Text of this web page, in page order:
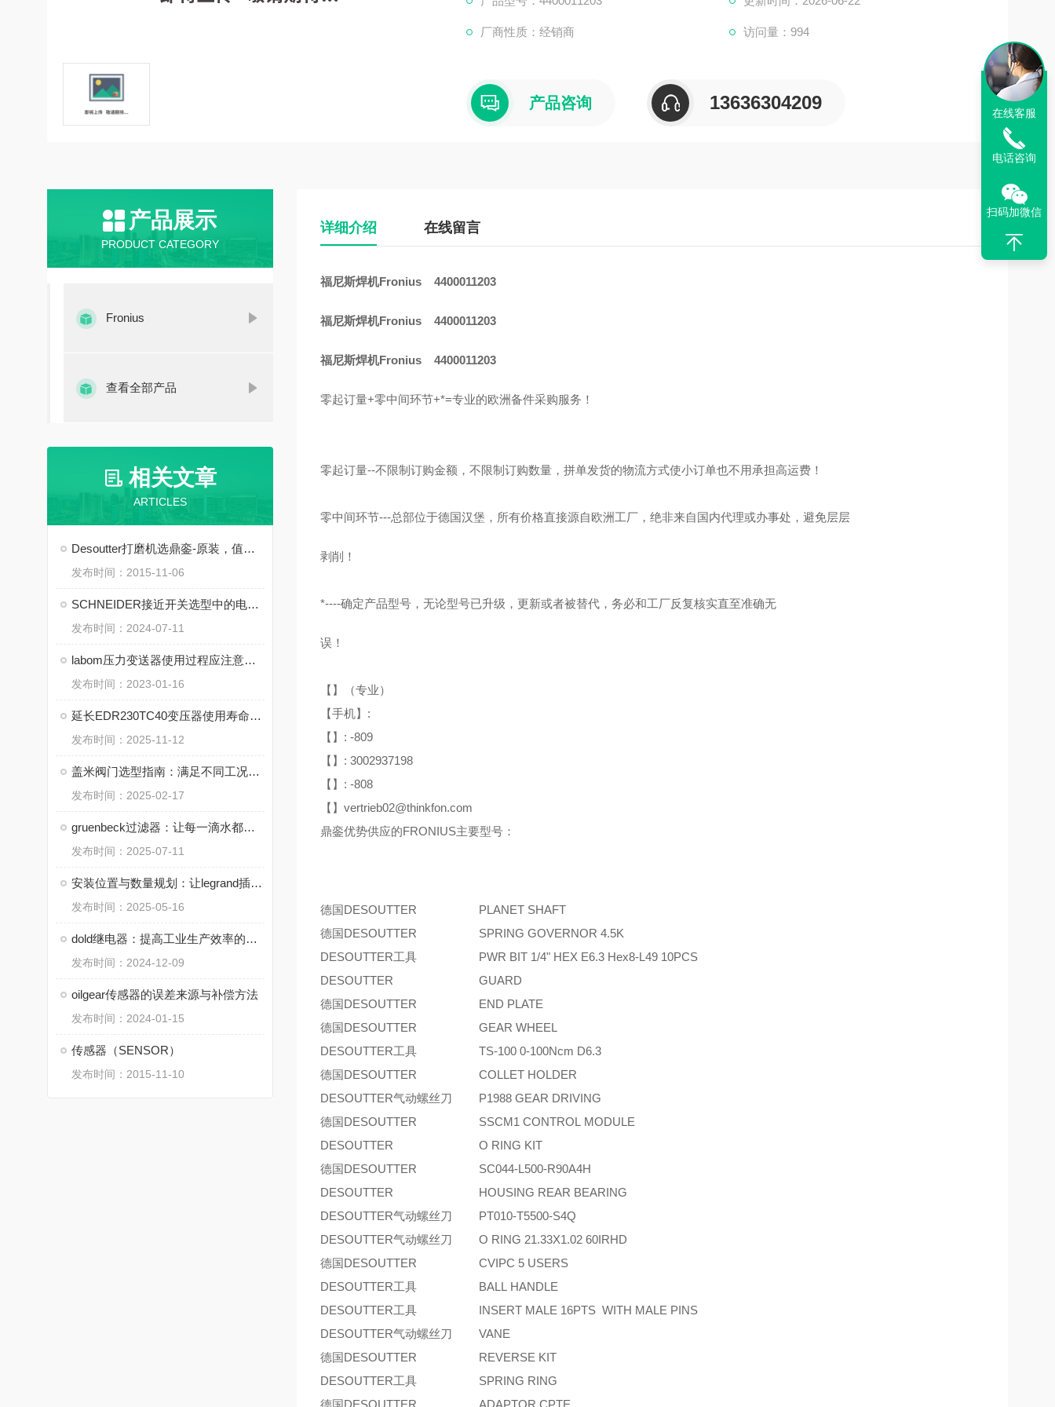
厂商性质：经销商 访问量：994
产品咨询 13636304209
产品展示
PRODUCT CATEGORY
Fronius
查看全部产品
相关文章
ARTICLES
Desoutter打磨机选鼎銮-原装，值得信赖
发布时间：2015-11-06
SCHNEIDER接近开关选型中的电气参数匹配
发布时间：2024-07-11
labom压力变送器使用过程应注意的几个情况
发布时间：2023-01-16
延长EDR230TC40变压器使用寿命的实用技巧
发布时间：2025-11-12
盖米阀门选型指南：满足不同工况需求
发布时间：2025-02-17
gruenbeck过滤器：让每一滴水都纯净安全
发布时间：2025-07-11
安装位置与数量规划：让legrand插座提升用电效率
发布时间：2025-05-16
dold继电器：提高工业生产效率的关键元件
发布时间：2024-12-09
oilgear传感器的误差来源与补偿方法
发布时间：2024-01-15
传感器（SENSOR）
发布时间：2015-11-10
详细介绍 在线留言
福尼斯焊机Fronius 4400011203
福尼斯焊机Fronius 4400011203
福尼斯焊机Fronius 4400011203
零起订量+零中间环节+*=专业的欧洲备件采购服务！
零起订量--不限制订购金额，不限制订购数量，拼单发货的物流方式使小订单也不用承担高运费！
零中间环节---总部位于德国汉堡，所有价格直接源自欧洲工厂，绝非来自国内代理或办事处，避免层层
剥削！
*----确定产品型号，无论型号已升级，更新或者被替代，务必和工厂反复核实直至准确无
误！
【】（专业）
【手机】:
【】: -809
【】: 3002937198
【】: -808
【】vertrieb02@thinkfon.com
鼎銮优势供应的FRONIUS主要型号：
德国DESOUTTER
PLANET SHAFT
德国DESOUTTER
SPRING GOVERNOR 4.5K
DESOUTTER工具
PWR BIT 1/4" HEX E6.3 Hex8-L49 10PCS
DESOUTTER
GUARD
德国DESOUTTER
END PLATE
德国DESOUTTER
GEAR WHEEL
DESOUTTER工具
TS-100 0-100Ncm D6.3
德国DESOUTTER
COLLET HOLDER
DESOUTTER气动螺丝刀
P1988 GEAR DRIVING
德国DESOUTTER
SSCM1 CONTROL MODULE
DESOUTTER
O RING KIT
德国DESOUTTER
SC044-L500-R90A4H
DESOUTTER
HOUSING REAR BEARING
DESOUTTER气动螺丝刀
PT010-T5500-S4Q
DESOUTTER气动螺丝刀
O RING 21.33X1.02 60IRHD
德国DESOUTTER
CVIPC 5 USERS
DESOUTTER工具
BALL HANDLE
DESOUTTER工具
INSERT MALE 16PTS WITH MALE PINS
DESOUTTER气动螺丝刀
VANE
德国DESOUTTER
REVERSE KIT
DESOUTTER工具
SPRING RING
德国DESOUTTER
ADAPTOR CPTE
在线客服
电话咨询
扫码加微信